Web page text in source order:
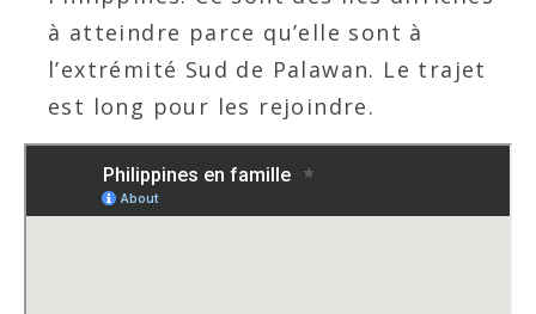
à atteindre parce qu’elle sont à
l’extrémité Sud de Palawan. Le trajet
est long pour les rejoindre.